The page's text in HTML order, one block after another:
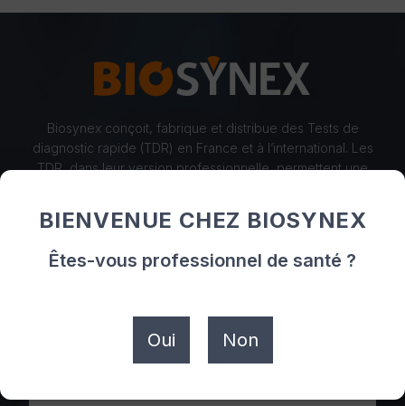
Biosynex conçoit, fabrique et distribue des Tests de
diagnostic rapide (TDR) en France et à l’international. Les
TDR, dans leur version professionnelle, permettent une
BIENVENUE CHEZ BIOSYNEX
Êtes-vous professionnel de santé ?
Oui Non